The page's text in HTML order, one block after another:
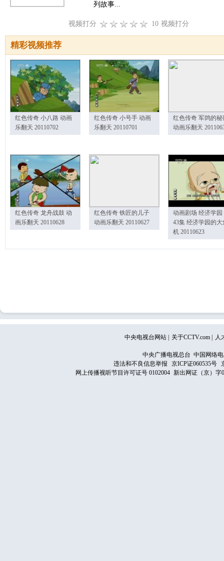
列故事...
视频打分 10 视频打分
精彩视频推荐
红色传奇 小八路 动画
乐翻天 20110702
红色传奇 小号手 动画
乐翻天 20110701
红色传奇 军鸽的秘
动画乐翻天
红色传奇 龙舟战鼓 动
画乐翻天 20110628
红色传奇 铁匠的儿子
动画乐翻天 20110627
动画剧场 经济学园
43集 经济学园的大
机 20110623
中央电视台网站 关于CCTV.com 人
中央广播电视总台 中国网络
违法和不良信息举报
京ICP证060535号
网上传播视听节目许可证号 0102004 新出网证（京）